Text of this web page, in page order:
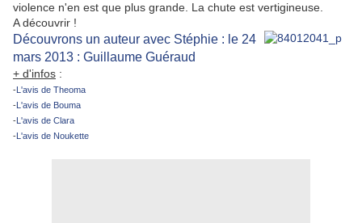
violence n'en est que plus grande. La chute est vertigineuse.
A découvrir !
Découvrons un auteur avec Stéphie : le 24
mars 2013 : Guillaume Guéraud
+ d'infos :
-L'avis de Theoma
-L'avis de Bouma
-L'avis de Clara
-L'avis de Noukette